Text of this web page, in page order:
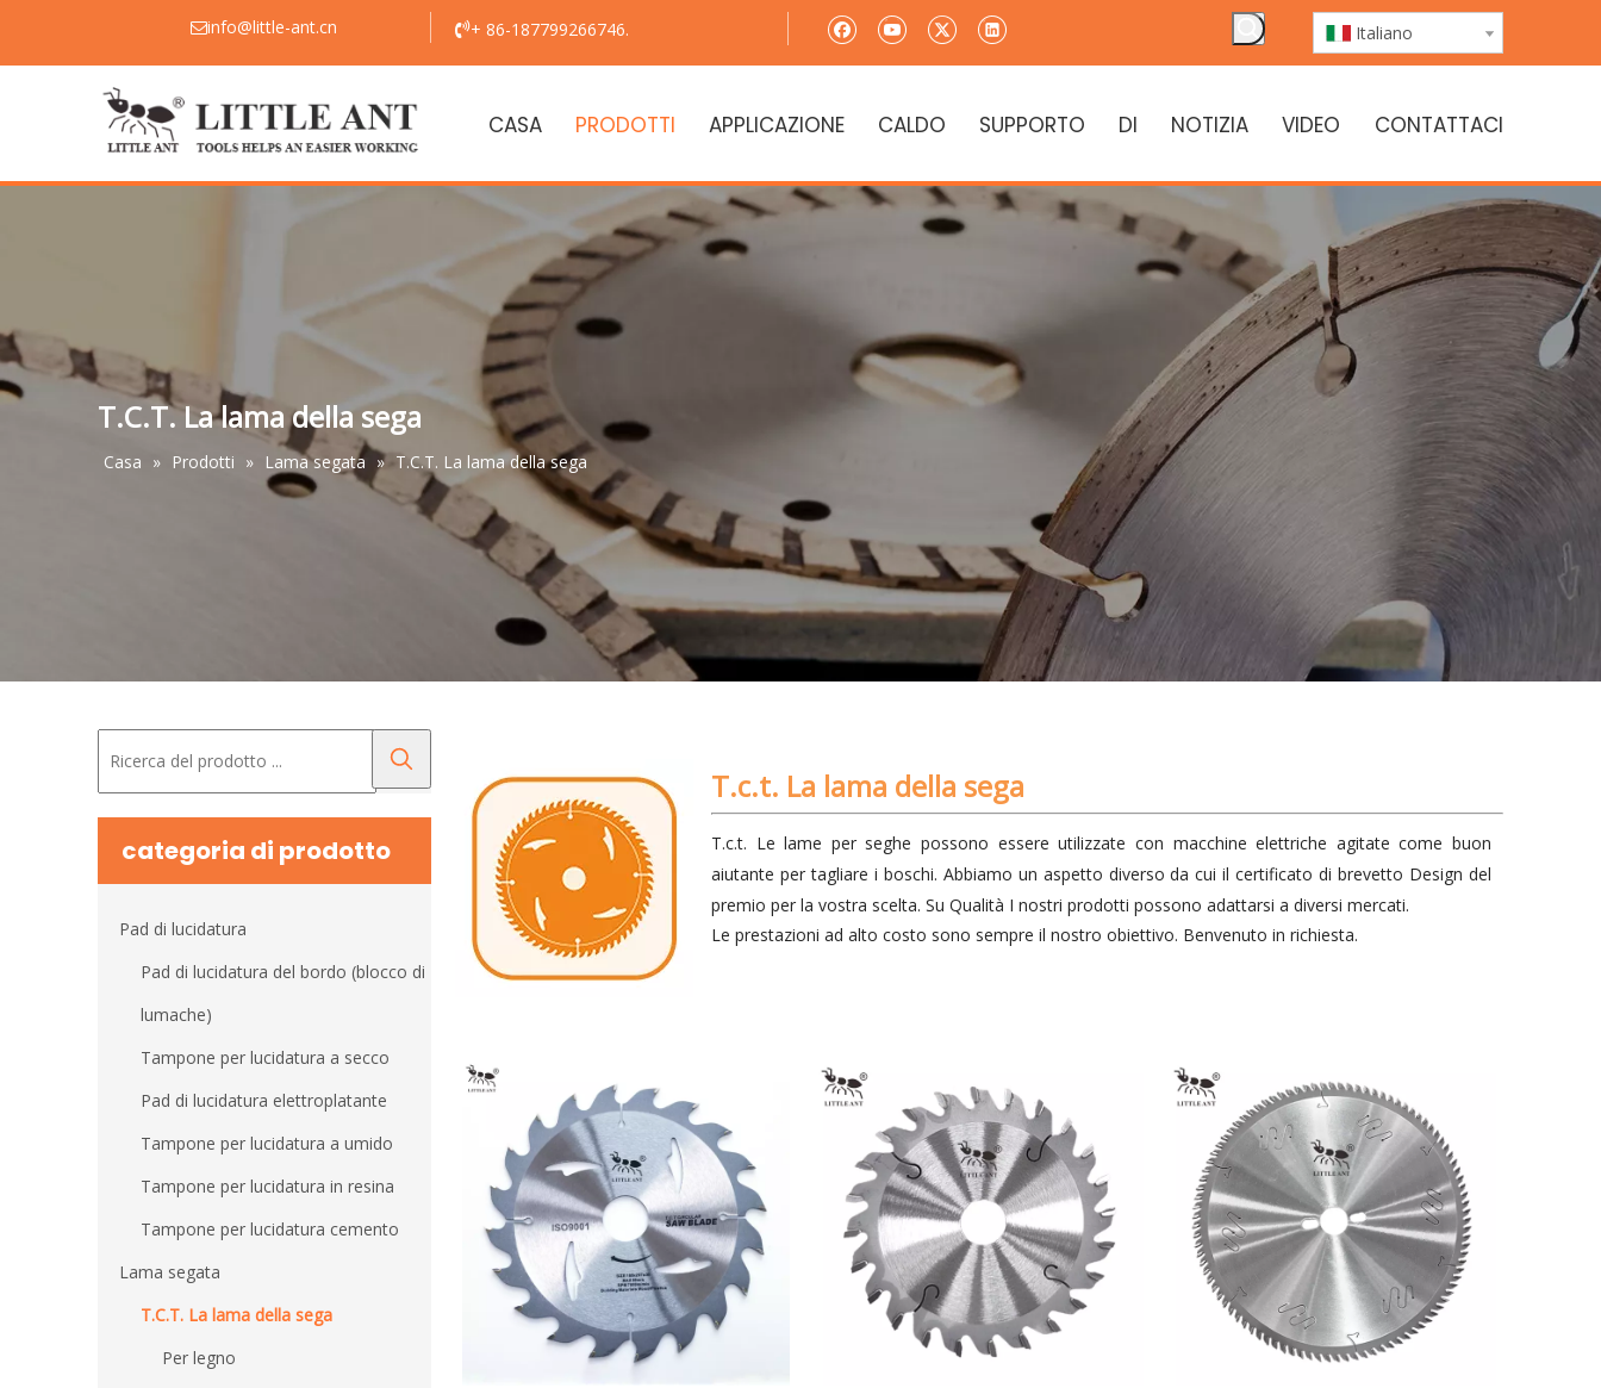
info@little-ant.cn + 86-187799266746. Italiano
CASA PRODOTTI APPLICAZIONE CALDO SUPPORTO DI NOTIZIA VIDEO CONTATTACI
T.C.T. La lama della sega
Casa » Prodotti » Lama segata » T.C.T. La lama della sega
categoria di prodotto
Pad di lucidatura
Pad di lucidatura del bordo (blocco di
lumache)
Tampone per lucidatura a secco
Pad di lucidatura elettroplatante
Tampone per lucidatura a umido
Tampone per lucidatura in resina
Tampone per lucidatura cemento
Lama segata
T.C.T. La lama della sega
Per legno
T.c.t. La lama della sega
T.c.t. Le lame per seghe possono essere utilizzate con macchine elettriche agitate come buon
aiutante per tagliare i boschi. Abbiamo un aspetto diverso da cui il certificato di brevetto Design del
premio per la vostra scelta. Su Qualità I nostri prodotti possono adattarsi a diversi mercati.
Le prestazioni ad alto costo sono sempre il nostro obiettivo. Benvenuto in richiesta.